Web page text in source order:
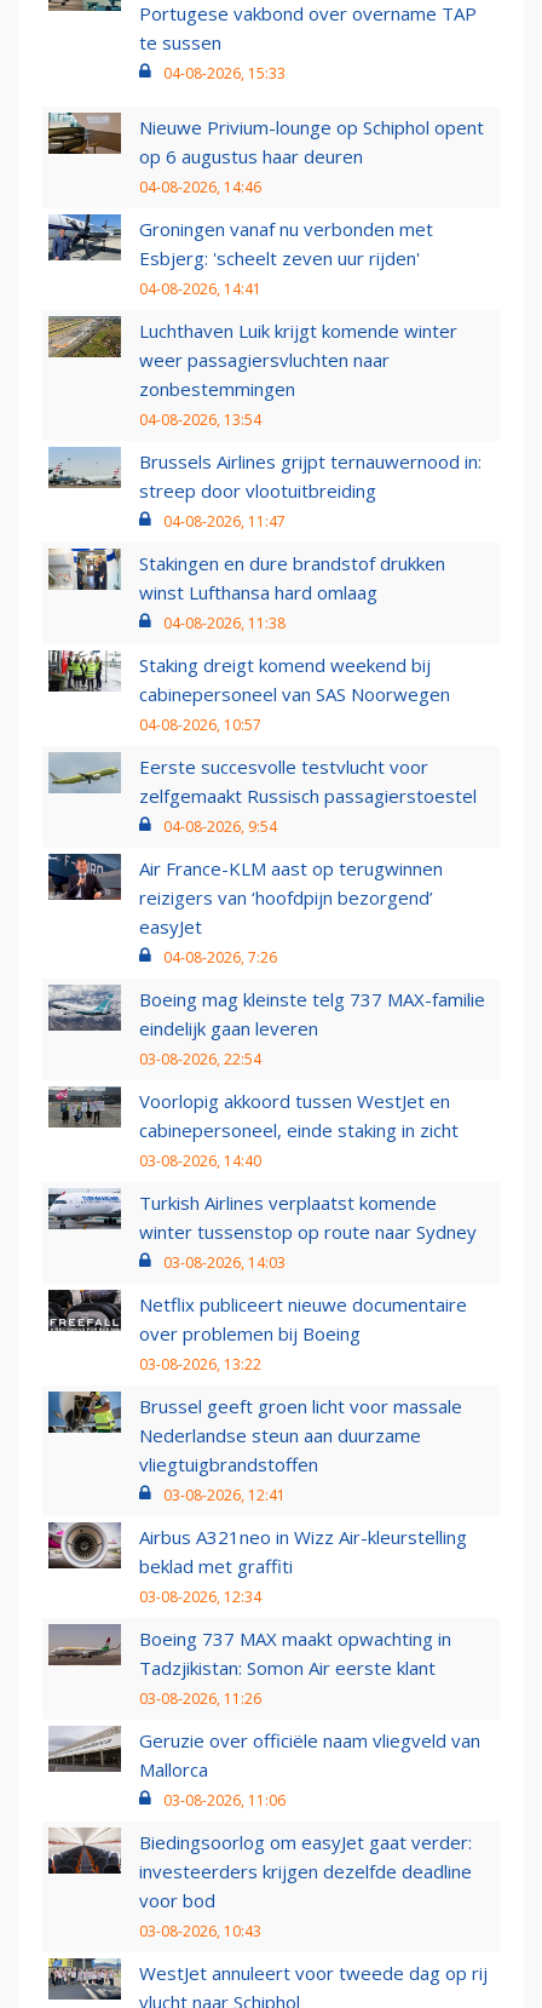
Portugese vakbond over overname TAP
te sussen
04-08-2026, 15:33
Nieuwe Privium-lounge op Schiphol opent
op 6 augustus haar deuren
04-08-2026, 14:46
Groningen vanaf nu verbonden met
Esbjerg: 'scheelt zeven uur rijden'
04-08-2026, 14:41
Luchthaven Luik krijgt komende winter
weer passagiersvluchten naar
zonbestemmingen
04-08-2026, 13:54
Brussels Airlines grijpt ternauwernood in:
streep door vlootuitbreiding
04-08-2026, 11:47
Stakingen en dure brandstof drukken
winst Lufthansa hard omlaag
04-08-2026, 11:38
Staking dreigt komend weekend bij
cabinepersoneel van SAS Noorwegen
04-08-2026, 10:57
Eerste succesvolle testvlucht voor
zelfgemaakt Russisch passagierstoestel
04-08-2026, 9:54
Air France-KLM aast op terugwinnen
reizigers van ‘hoofdpijn bezorgend’
easyJet
04-08-2026, 7:26
Boeing mag kleinste telg 737 MAX-familie
eindelijk gaan leveren
03-08-2026, 22:54
Voorlopig akkoord tussen WestJet en
cabinepersoneel, einde staking in zicht
03-08-2026, 14:40
Turkish Airlines verplaatst komende
winter tussenstop op route naar Sydney
03-08-2026, 14:03
Netflix publiceert nieuwe documentaire
over problemen bij Boeing
03-08-2026, 13:22
Brussel geeft groen licht voor massale
Nederlandse steun aan duurzame
vliegtuigbrandstoffen
03-08-2026, 12:41
Airbus A321neo in Wizz Air-kleurstelling
beklad met graffiti
03-08-2026, 12:34
Boeing 737 MAX maakt opwachting in
Tadzjikistan: Somon Air eerste klant
03-08-2026, 11:26
Geruzie over officiële naam vliegveld van
Mallorca
03-08-2026, 11:06
Biedingsoorlog om easyJet gaat verder:
investeerders krijgen dezelfde deadline
voor bod
03-08-2026, 10:43
WestJet annuleert voor tweede dag op rij
vlucht naar Schiphol